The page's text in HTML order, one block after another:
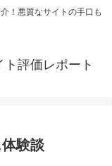
！悪質なサイトの手口も
評価レポート
験談